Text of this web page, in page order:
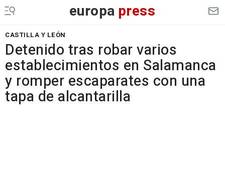
europa press
CASTILLA Y LEÓN
Detenido tras robar varios
establecimientos en Salamanca
y romper escaparates con una
tapa de alcantarilla